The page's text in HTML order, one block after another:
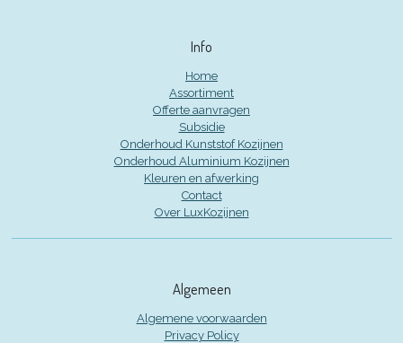
Info
Home
Assortiment
Offerte aanvragen
Subsidie
Onderhoud Kunststof Kozijnen
Onderhoud Aluminium Kozijnen
Kleuren en afwerking
Contact
Over LuxKozijnen
Algemeen
Algemene voorwaarden
Privacy Policy